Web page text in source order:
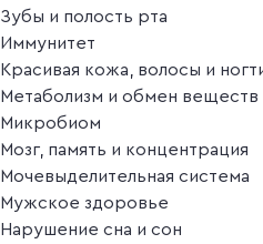
Зубы и полость рта
Иммунитет
Красивая кожа, волосы и
Метаболизм и обмен веществ
Микробиом
Мозг, память и концентрация
Мочевыделительная система
Мужское здоровье
Нарушение сна и сон